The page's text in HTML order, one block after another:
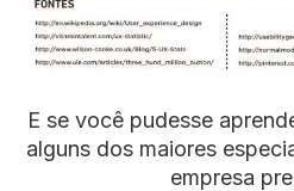
E se você pudesse
alguns dos maiores
empresa